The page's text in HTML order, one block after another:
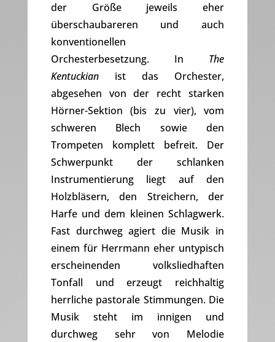
der Größe jeweils eher
überschaubareren und auch
konventionellen
Orchesterbesetzung. In The
Kentuckianist das Orchester,
abgesehen von der recht starken
Hörner-Sektion (bis zu vier), vom
schweren Blech sowie den
Trompeten komplett befreit. Der
Schwerpunkt der schlanken
Instrumentierung liegt auf den
Holzbläsern, den Streichern, der
Harfe und dem kleinen Schlagwerk.
Fast durchweg agiert die Musik in
einem für Herrmann eher untypisch
erscheinenden volksliedhaften
Tonfall und erzeugt reichhaltig
herrliche pastorale Stimmungen. Die
Musik steht im innigen und
durchweg sehr von Melodie